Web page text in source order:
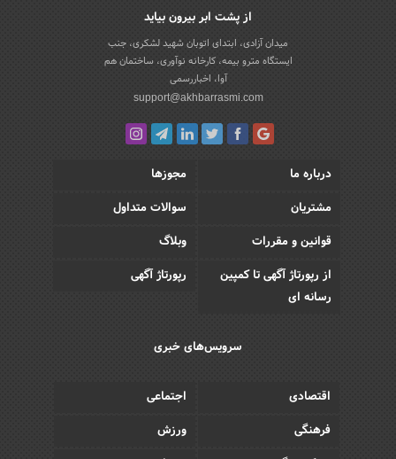
از پشت ابر بیرون بیاید
میدان آزادی، ابتدای اتوبان شهید لشکری، جنب
ایستگاه مترو بیمه، کارخانه نوآوری، ساختمان هم
آوا، اخباررسمی
support@akhbarrasmi.com
درباره ما
مجوزها
مشتریان
سوالات متداول
قوانین و مقررات
وبلاگ
از رپورتاژ آگهی تا کمپین
رسانه ای
رپورتاژ آگهی
سرویس‌های خبری
اقتصادی
اجتماعی
فرهنگی
ورزش